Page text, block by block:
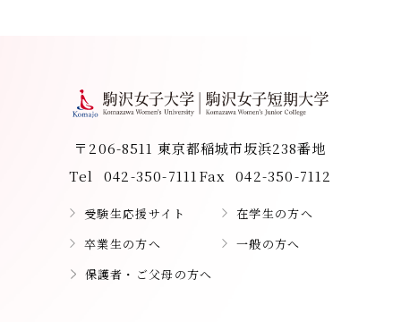
〒206-8511 東京都稲城市坂浜238番地
Tel
042-350-7111 Fax 042-350-7112
受験生応援サイト
在学生の方へ
卒業生の方へ
一般の方へ
保護者・ご父母の方へ